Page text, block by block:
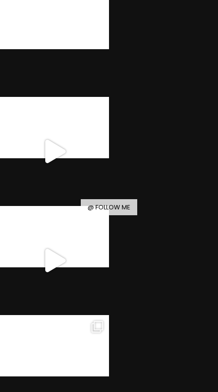
@ FOLLOW ME